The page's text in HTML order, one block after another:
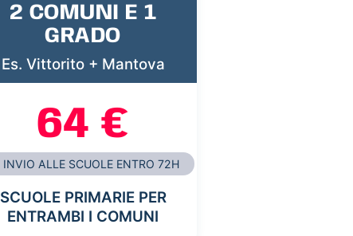
2 COMUNI E 1
GRADO
Es. Vittorito + Mantova
64 €
INVIO ALLE SCUOLE ENTRO 72H
SCUOLE PRIMARIE PER
ENTRAMBI I COMUNI